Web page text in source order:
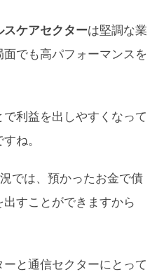
スケアセクターは堅調な業
でも高パフォーマンスを
利益を出しやすくなって
ね。
では、預かったお金で債
すことができますから
と通信セクターにとって